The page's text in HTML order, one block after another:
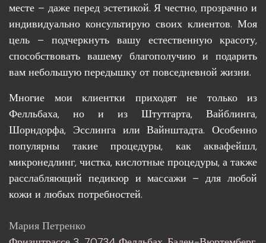
месте – даже перед эстетикой. Я честно, прозрачно и
индивидуально консультирую своих клиентов. Моя
цель – подчеркнуть вашу естественную красоту,
способствовать вашему благополучию и подарить
вам небольшую передышку от повседневной жизни.
Многие мои клиентки приходят не только из
Фелльбаха, но и из Штутгарта, Вайблинга,
Шорндорфа, Эсслинга или Вайнштадта. Особенно
популярны такие процедуры, как аквафейшл,
микронедлинг, чистка, кислотные процедуры, а также
расслабляющий педикюр и массажи – для любой
кожи и любых потребностей.
Мария Петренко